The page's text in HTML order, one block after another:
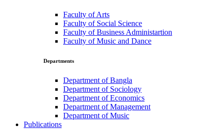
Faculty of Arts
Faculty of Social Science
Faculty of Business Administartion
Faculty of Music and Dance
Departments
Department of Bangla
Department of Sociology
Department of Economics
Department of Management
Department of Music
Publications